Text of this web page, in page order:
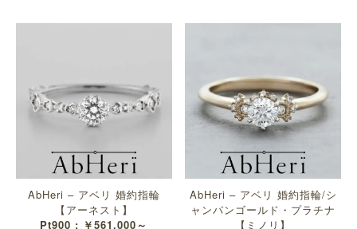
AbHeri – アベリ 婚約指輪
【アーネスト】
Pt900 : ￥561,000～
AbHeri – アベリ 婚約指輪/シ
ャンパンゴールド・プラチナ
【ミノリ】